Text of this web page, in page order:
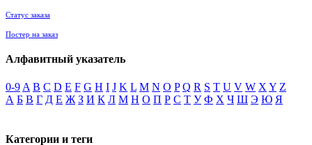
Статус заказа
Постер на заказ
Алфавитный указатель
0-9 A B C D E F G H I J K L M N O P Q R S T U V W X Y Z
А Б В Г Д Е Ж З И К Л М Н О П Р С Т У Ф Х Ч Ш Э Ю Я
Категории и теги